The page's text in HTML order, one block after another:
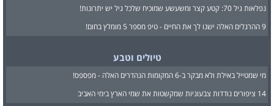
נפלאות גיל 70: קטע קצר ומשעשע שמוכיח שלכל גיל יש יתרונות!
9 ההרגלים האלה ישנו לך את החיים - טיפ מספר 5 מומלץ בחום!
טיולים וטבע
מי שמטייל באילת ולא מבקר ב-6 המקומות הנהדרים האלה - מפספס!
14 ציפורים נודדות צבעוניות שמקשטות את שמי הארץ בימי האביב